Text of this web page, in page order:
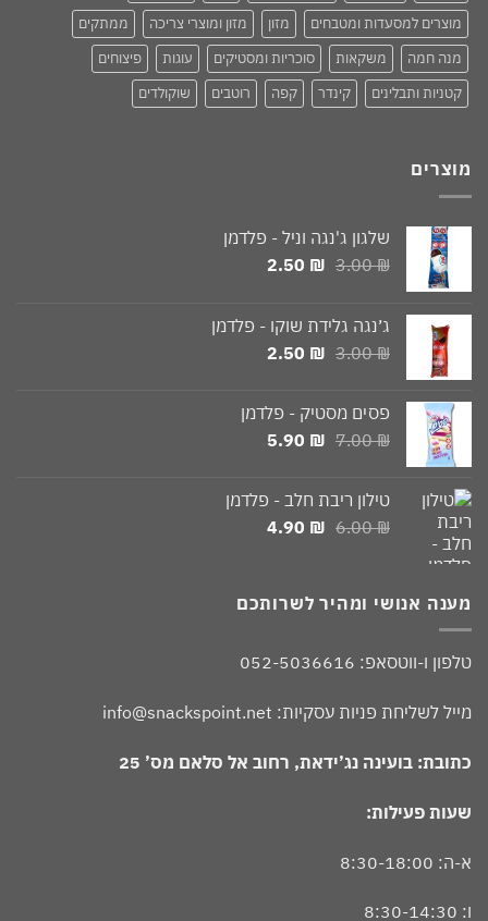
מוצרים למסעדות ומטבחים
מזון מזון ומוצרי צריכה
ממתקים
מנה חמה
משקאות סוכריות ומסטיקים עוגות
פיצוחים
קטניות ותבלינים
קינדר קפה רוטבים שוקולדים
מוצרים
שלגון ג'נגה וניל - פלדמן
3.00₪
המחיר
3.00 ₪.
2.50 ₪
המחיר
2.50 ₪.
ג׳נגה גלידת שוקו - פלדמן
3.00₪
המחיר
3.00 ₪.
2.50 ₪
המחיר
2.50 ₪.
פסים מסטיק - פלדמן
7.00₪
המחיר
7.00 ₪.
5.90 ₪
המחיר
5.90 ₪.
טילון ריבת חלב - פלדמן
6.00₪
המחיר
6.00 ₪.
4.90 ₪
המחיר
4.90 ₪.
מענה אנושי ומהיר לשרותכם
טלפון ו-ווטסאפ: 052-5036616
מייל לשליחת פניות עסקיות: info@snackspoint.net
כתובת: בועינה נג’ידאת, רחוב אל סלאם מס’ 25
שעות פעילות:
א-ה: 8:30-18:00
ו: 8:30-14:30